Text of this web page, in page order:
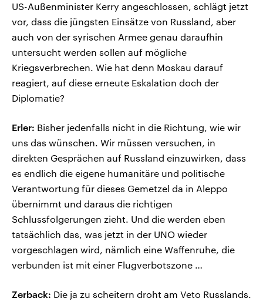
US-Außenminister Kerry angeschlossen, schlägt jetzt
vor, dass die jüngsten Einsätze von Russland, aber
auch von der syrischen Armee genau daraufhin
untersucht werden sollen auf mögliche
Kriegsverbrechen. Wie hat denn Moskau darauf
reagiert, auf diese erneute Eskalation doch der
Diplomatie?
Erler: Bisher jedenfalls nicht in die Richtung, wie wir
uns das wünschen. Wir müssen versuchen, in
direkten Gesprächen auf Russland einzuwirken, dass
es endlich die eigene humanitäre und politische
Verantwortung für dieses Gemetzel da in Aleppo
übernimmt und daraus die richtigen
Schlussfolgerungen zieht. Und die werden eben
tatsächlich das, was jetzt in der UNO wieder
vorgeschlagen wird, nämlich eine Waffenruhe, die
verbunden ist mit einer Flugverbotszone …
Zerback: Die ja zu scheitern droht am Veto Russlands.